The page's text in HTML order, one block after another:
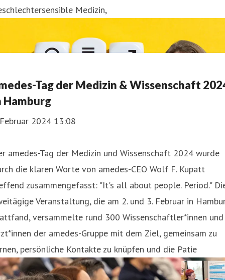
Medizin,
Tag der Medizin & Wissenschaft
Hamburg
2024 13:08
amedes-Tag der Medizin und Wissenschaft 2024 wurde
die klaren Worte von amedes-CEO Wolf F. Kupatt
zusammengefasst: "It's all about people. Period."
Veranstaltung, die am 2. und 3. Februar in
versammelte rund 300 Wissenschaftler*innen und
der amedes-Gruppe mit dem Ziel, gemeinsam zu
persönliche Kontakte zu knüpfen und die Patie